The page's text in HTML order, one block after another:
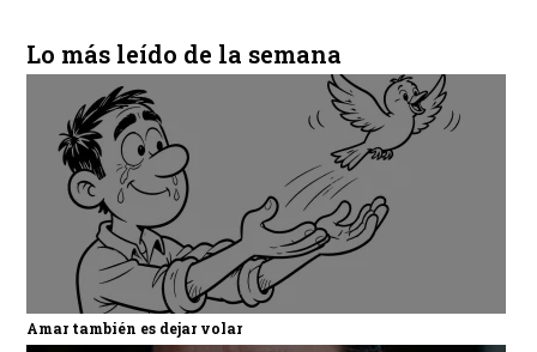
Lo más leído de la semana
Amar también es dejar volar